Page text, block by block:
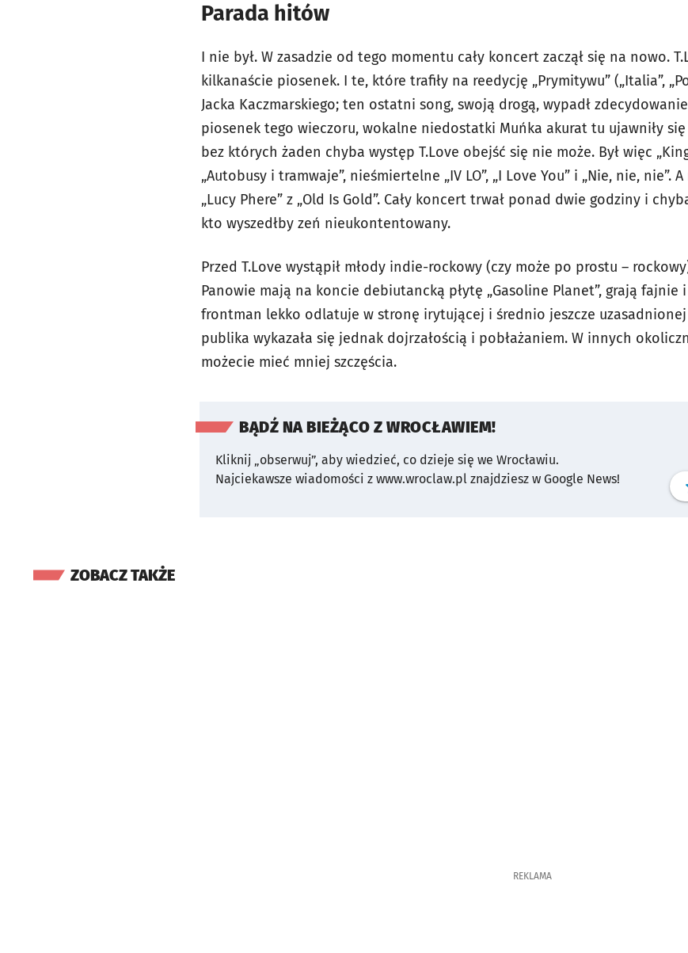
Parada hitów
I nie był. W zasadzie od tego momentu cały koncert zaczął się na nowo.
kilkanaście piosenek. I te, które trafiły na reedycję „Prymitywu” („Italia”,
Jacka Kaczmarskiego; ten ostatni song, swoją drogą, wypadł
piosenek tego wieczoru, wokalne niedostatki Muńka akurat tu ujawniły się
bez których żaden chyba występ T.Love obejść się nie może. Był więc
„Autobusy i tramwaje”, nieśmiertelne „IV LO”, „I Love You” i „Nie, nie, nie”.
„Lucy Phere” z „Old Is Gold”. Cały koncert trwał ponad dwie godziny i
kto wyszedłby zeń nieukontentowany.
Przed T.Love wystąpił młody indie-rockowy (czy może po prostu –
Panowie mają na koncie debiutancką płytę „Gasoline Planet”, grają fajnie
frontman lekko odlatuje w stronę irytującej i średnio jeszcze uzasadnionej
publika wykazała się jednak dojrzałością i pobłażaniem. W innych
możecie mieć mniej szczęścia.
BĄDŹ NA BIEŻĄCO Z WROCŁAWIEM!
Kliknij „obserwuj”, aby wiedzieć, co dzieje się we Wrocławiu.
Najciekawsze wiadomości z www.wroclaw.pl znajdziesz w Google News!
ZOBACZ TAKŻE
REKLAMA